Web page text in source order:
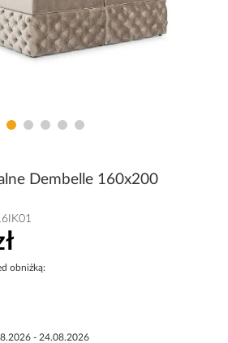
Dembelle 160x200
obniżką:
- 24.08.2026